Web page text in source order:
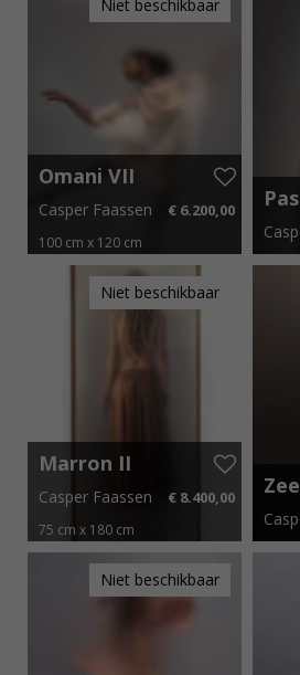
Niet beschikbaar
Omani VII
Casper Faassen € 6.200,00
100 cm x 120 cm
€ 93,00 p.m. 75
Niet beschikbaar
Marron II
Casper Faassen € 8.400,00
75 cm x 180 cm
€ 126,00 p.m. 75
Niet beschikbaar